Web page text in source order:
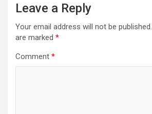
Leave a Reply
Your email address will not be published.
are marked *
Comment *